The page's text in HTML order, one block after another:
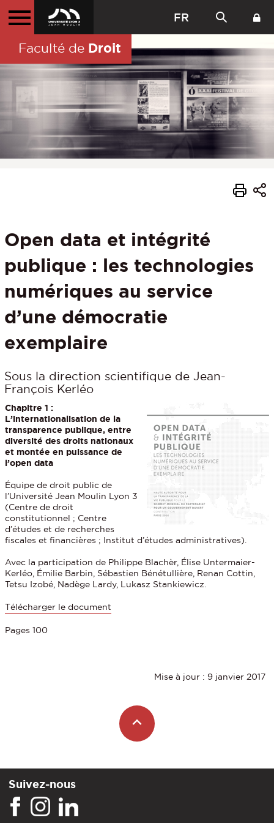
FR
Faculté de Droit
Open data et intégrité
publique : les technologies
numériques au service
d’une démocratie
exemplaire
Sous la direction scientifique de Jean-
François Kerléo
Chapitre 1 :
L’internationalisation de la
transparence publique, entre
diversité des droits nationaux
et montée en puissance de
l’open data
Équipe de droit public de
l’Université Jean Moulin Lyon 3
(Centre de droit
constitutionnel ; Centre
d’études et de recherches
fiscales et financières ; Institut d’études administratives).
Avec la participation de Philippe Blachèr, Élise Untermaier-
Kerléo, Émilie Barbin, Sébastien Bénétullière, Renan Cottin,
Tetsu Izobé, Nadège Lardy, Lukasz Stankiewicz.
Télécharger le document
Pages 100
Mise à jour : 9 janvier 2017
Suivez-nous